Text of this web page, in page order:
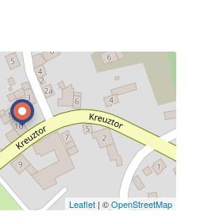
Leaflet | ©OpenStreetMap